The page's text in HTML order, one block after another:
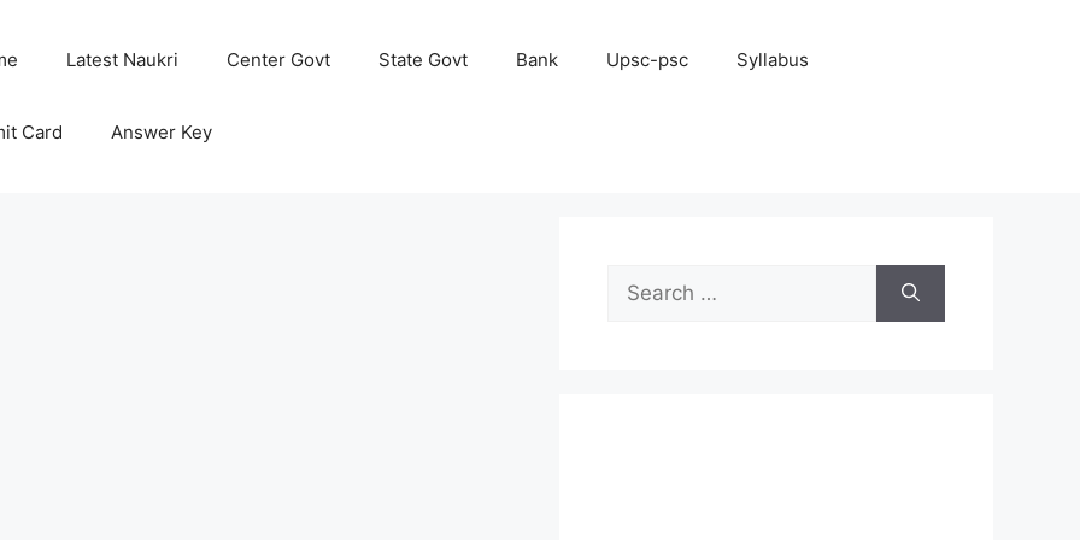
Latest Naukri Center Govt State Govt Bank Upsc-psc Syllabus
Card Answer Key
Search
for: